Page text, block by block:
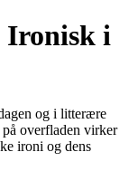
Ironisk i
og i litterære
på overfladen virker
ironi og dens